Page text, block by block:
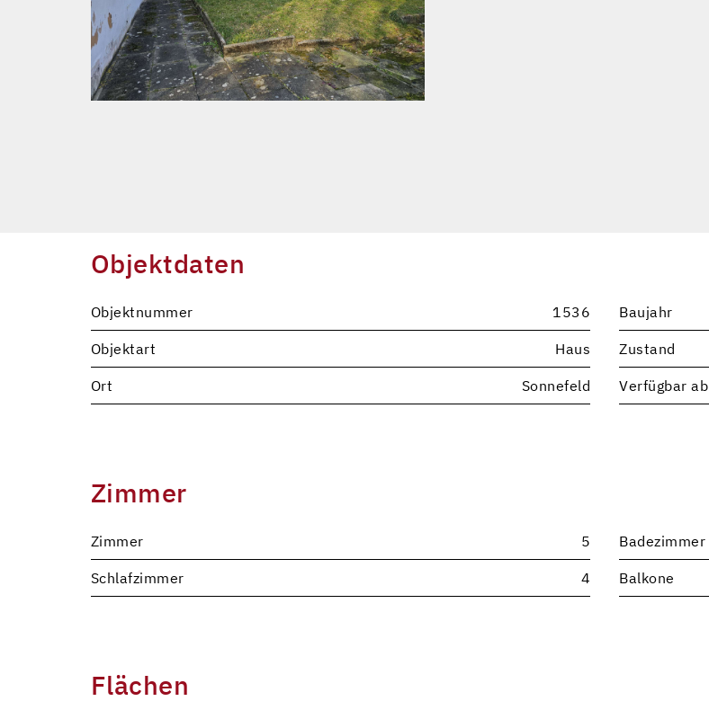
Objektdaten
Objektnummer 1536
Objektart Haus
Ort Sonnefeld
Baujahr
Zustand
Verfügbar ab
Zimmer
Zimmer 5
Schlafzimmer 4
Badezimmer
Balkone
Flächen